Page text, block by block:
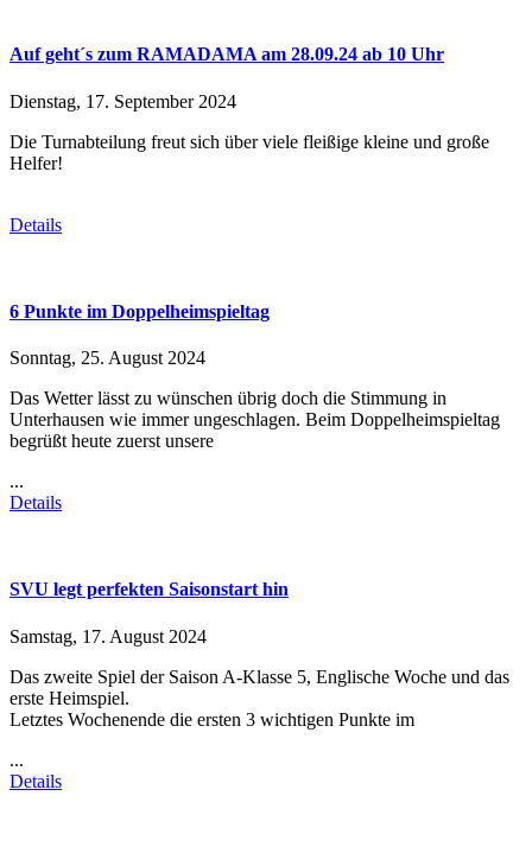
Auf geht´s zum RAMADAMA am 28.09.24 ab 10 Uhr
Dienstag, 17. September 2024
Die Turnabteilung freut sich über viele fleißige kleine und große
Helfer!
Details
6 Punkte im Doppelheimspieltag
Sonntag, 25. August 2024
Das Wetter lässt zu wünschen übrig doch die Stimmung in
Unterhausen wie immer ungeschlagen. Beim Doppelheimspieltag
begrüßt heute zuerst unsere
...
Details
SVU legt perfekten Saisonstart hin
Samstag, 17. August 2024
Das zweite Spiel der Saison A-Klasse 5, Englische Woche und das
erste Heimspiel.
Letztes Wochenende die ersten 3 wichtigen Punkte im
...
Details